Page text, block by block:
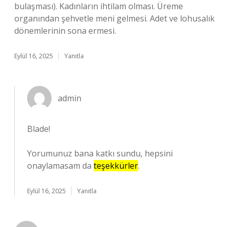
bulaşması). Kadınların ihtilam olması. Üreme
organından şehvetle meni gelmesi. Adet ve lohusalık
dönemlerinin sona ermesi.
Eylül 16, 2025 Yanıtla
admin
Blade!
Yorumunuz bana katkı sundu, hepsini
onaylamasam da teşekkürler.
Eylül 16, 2025 Yanıtla